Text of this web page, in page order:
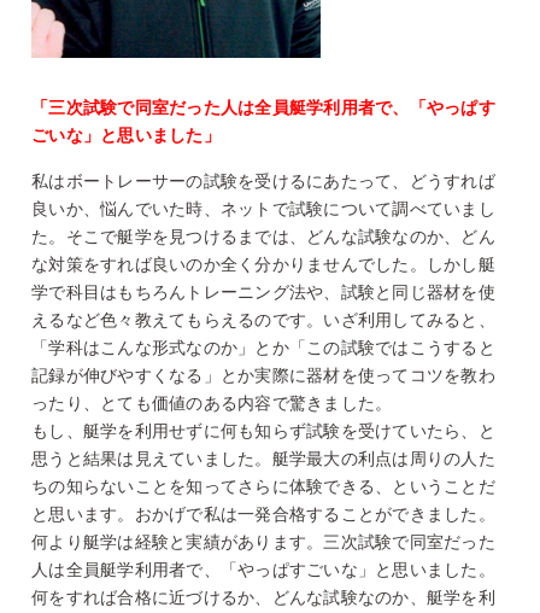
「三次試験で同室だった人は全員艇学利用者で、「やっぱす
ごいな」と思いました 」
私はボートレーサーの試験を受けるにあたって、どうすれば
良いか、悩んでいた時、ネットで試験について調べていまし
た。そこで艇学を見つけるまでは、どんな試験なのか、どん
な対策をすれば良いのか全く分かりませんでした。しかし艇
学で科目はもちろんトレーニング法や、試験と同じ器材を使
えるなど色々教えてもらえるのです。いざ利用してみると、
「学科はこんな形式なのか」とか「この試験ではこうすると
記録が伸びやすくなる」とか実際に器材を使ってコツを教わ
ったり、とても価値のある内容で驚きました。
もし、艇学を利用せずに何も知らず試験を受けていたら、と
思うと結果は見えていました。艇学最大の利点は周りの人た
ちの知らないことを知ってさらに体験できる、ということだ
と思います。おかげで私は一発合格することができました。
何より艇学は経験と実績があります。三次試験で同室だった
人は全員艇学利用者で、「やっぱすごいな」と思いました。
何をすれば合格に近づけるか、どんな試験なのか、艇学を利